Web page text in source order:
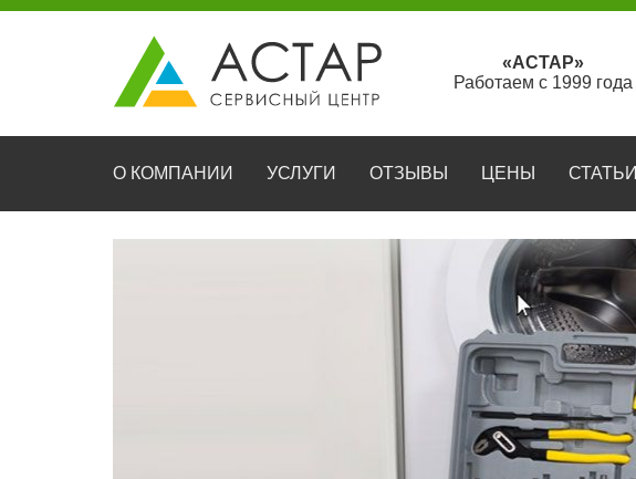
«АСТАР»
Работаем с 1999 года
О КОМПАНИИ УСЛУГИ ОТЗЫВЫ ЦЕНЫ СТАТЬИ